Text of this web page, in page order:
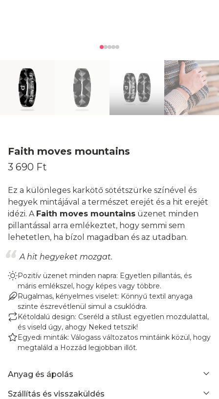
Faith moves mountains
3 690 Ft
Ez a különleges karkötő sötétszürke színével és
hegyek mintájával a természet erejét és a hit erejét
idézi. A Faith moves mountains üzenet minden
pillantással arra emlékeztet, hogy semmi sem
lehetetlen, ha bízol magadban és az utadban.
A hit hegyeket mozgat.
Pozitív üzenet minden napra: Egyetlen pillantás, és
máris emlékszel, hogy képes vagy többre.
Rugalmas, kényelmes viselet: Könnyű textil anyaga
szinte észrevétlenül simul a csuklódra.
Kétoldalú design: Cseréld a stílust egyetlen mozdulattal,
és viseld úgy, ahogy Neked tetszik!
Egyedi minták: Válogass változatos mintáink közül, hogy
megtaláld a Hozzád legjobban illőt.
Anyag és ápolás
Szállítás és visszaküldés